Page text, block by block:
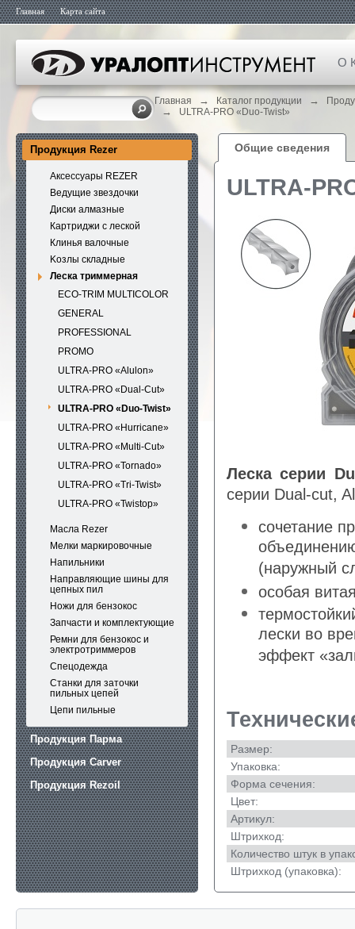
Главная Карта сайта
О
Главная → Каталог продукции →
→ ULTRA-PRO «Duo-Twist»
Продукция Rezer
Аксессуары REZER
Ведущие звездочки
Диски алмазные
Картриджи с леской
Клинья валочные
Kозлы складные
Леска триммерная
ECO-TRIM MULTICOLOR
GENERAL
PROFESSIONAL
PROMO
ULTRA-PRO «Alulon»
ULTRA-PRO «Dual-Cut»
ULTRA-PRO «Duo-Twist»
ULTRA-PRO «Hurricane»
ULTRA-PRO «Multi-Cut»
ULTRA-PRO «Tornado»
ULTRA-PRO «Tri-Twist»
ULTRA-PRO «Twistop»
Масла Rezer
Мелки маркировочные
Напильники
Направляющие шины для
цепных пил
Ножи для бензокос
Запчасти и комплектующие
Ремни для бензокос и
электротриммеров
Спецодежда
Станки для заточки
пильных цепей
Цепи пильные
Продукция Парма
Продукция Carver
Продукция Rezoil
Общие сведения
ULTRA-
Леска серии
серии Dual-cut,
сочетание
(наружный
особая
лески во
эффект
Размер:
Упаковка:
Форма сечения:
Цвет:
Артикул:
Штрихкод:
Количество штук в
Штрихкод (упаковка):